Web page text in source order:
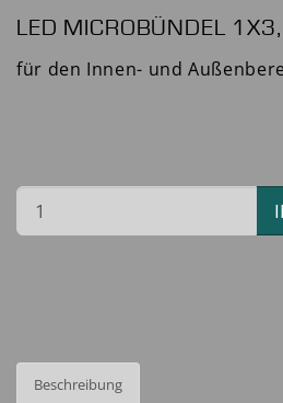
LED MICROBÜNDEL
für den Innen- und
Beschreibung